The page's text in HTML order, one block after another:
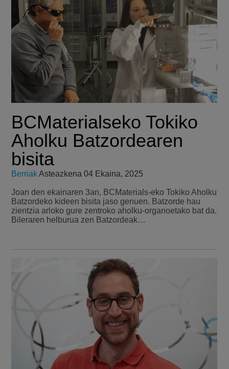
BCMaterialseko Tokiko
Aholku Batzordearen
bisita
BerriakAsteazkena 04 Ekaina, 2025
Joan den ekainaren 3an, BCMaterials-eko Tokiko Aholku
Batzordeko kideen bisita jaso genuen. Batzorde hau
zientzia arloko gure zentroko aholku-organoetako bat da.
Bileraren helburua zen Batzordeak…